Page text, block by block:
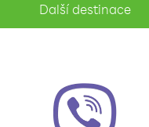
Další destinace